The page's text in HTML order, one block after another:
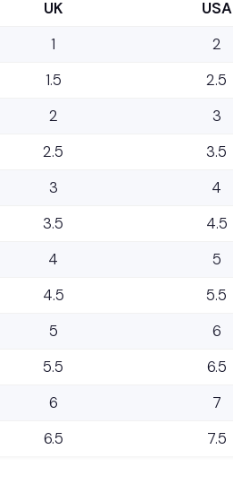
UK USA
1
2
1.5
2.5
2
3
2.5
3.5
3
4
3.5
4.5
4
5
4.5
5.5
5
6
5.5
6.5
6
7
6.5
7.5